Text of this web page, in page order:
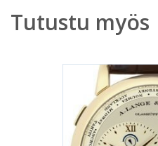
Tutustu myös